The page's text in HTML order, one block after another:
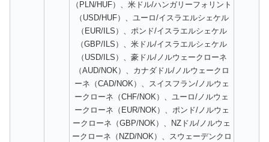
（PLN/HUF）、米ドル/ハンガリーフォリント
（USD/HUF）、ユーロ/イスラエルシェケル
（EUR/ILS）、ポンド/イスラエルシェケル
（GBP/ILS）、米ドル/イスラエルシェケル
（USD/ILS）、豪ドル/ノルウェークローネ
（AUD/NOK）、カナダドル/ノルウェークロ
ーネ（CAD/NOK）、スイスフラン/ノルウェ
ークローネ（CHF/NOK）、ユーロ/ノルウェ
ークローネ（EUR/NOK）、ポンド/ノルウェ
ークローネ（GBP/NOK）、NZドル/ノルウェ
ークローネ（NZD/NOK）、スウェーデンクロ